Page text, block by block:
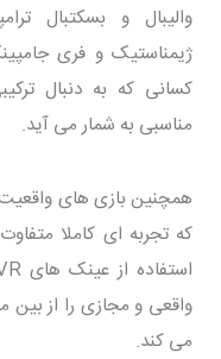
والیبال و بسکتبال
ژیمناستیک و فری
کسانی که به دنبال
مناسبی به شمار می آید.
که تجربه ای کاملا
واقعی و مجازی را از بین
می کند.